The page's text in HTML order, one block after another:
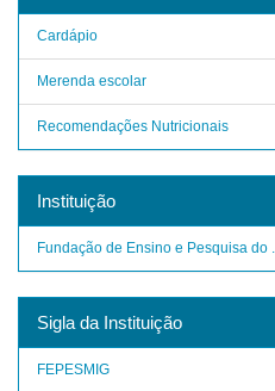
Cardápio
Merenda escolar
Recomendações Nutricionais
Instituição
Fundação de Ensino e Pesquisa do ...
Sigla da Instituição
FEPESMIG